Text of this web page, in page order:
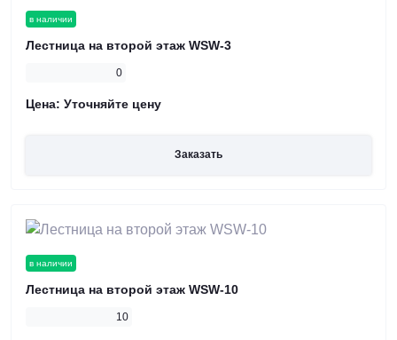
в наличии
Лестница на второй этаж WSW-3
0
Цена: Уточняйте цену
Заказать
в наличии
Лестница на второй этаж WSW-10
10